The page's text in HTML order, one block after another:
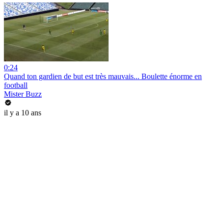
0:24
Quand ton gardien de but est très mauvais... Boulette énorme en
football
Mister Buzz
il y a 10 ans